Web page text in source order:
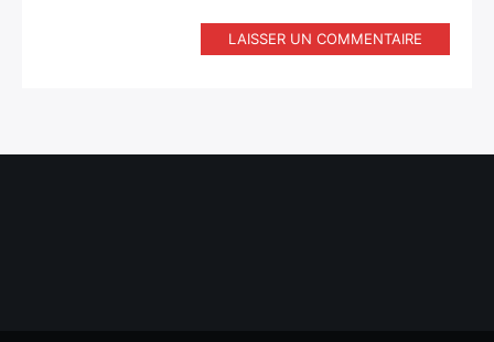
LAISSER UN COMMENTAIRE